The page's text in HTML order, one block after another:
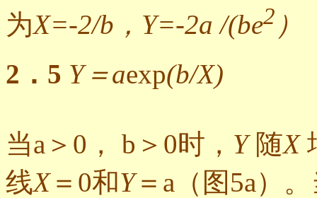
为X=-2/b，Y=-2a /(be2 ）
2．5 Y＝aexp(b/X)
当a＞0， b＞0时， Y随X
线X＝0和Y＝a（图5a）